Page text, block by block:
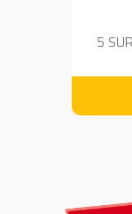
5